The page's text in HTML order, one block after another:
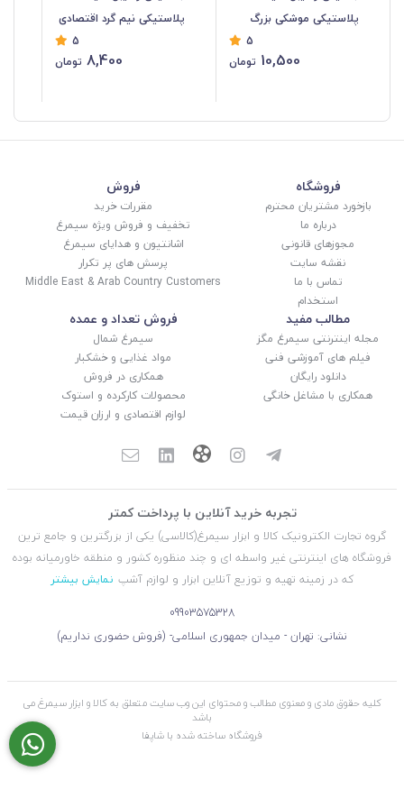
پلاستیکی موشکی بزرگ
5
10,500 تومان
پلاستیکی نیم گرد اقتصادی
5
8,400 تومان
فروشگاه
بازخورد مشتریان محترم
درباره ما
مجوزهای قانونی
نقشه سایت
تماس با ما
استخدام
فروش
مقررات خرید
تخفیف و فروش ویژه سیمرغ
اشانتیون و هدایای سیمرغ
پرسش های پر تکرار
Middle East & Arab Country Customers
مطالب مفید
مجله اینترنتی سیمرغ مگز
فیلم های آموزشی فنی
دانلود رایگان
همکاری با مشاغل خانگی
فروش تعداد و عمده
سیمرغ شمال
مواد غذایی و خشکبار
همکاری در فروش
محصولات کارکرده و استوک
لوازم اقتصادی و ارزان قیمت
تجربه خرید آنلاین با پرداخت کمتر
گروه تجارت الکترونیک کالا و ابزار سیمرغ(کالاسی) یکی از بزرگترین و جامع ترین
فروشگاه های اینترنتی غیر واسطه ای و چند منظوره کشور و منطقه خاورمیانه بوده
که در زمینه تهیه و توزیع آنلاین ابزار و لوازم آشپ نمایش بیشتر
09903575328
نشانی: تهران - میدان جمهوری اسلامی- (فروش حضوری نداریم)
کلیه حقوق مادی و معنوی مطالب و محتوای این وب سایت متعلق به کالا و ابزار سیمرغ می
باشد
فروشگاه ساخته شده با شاپفا